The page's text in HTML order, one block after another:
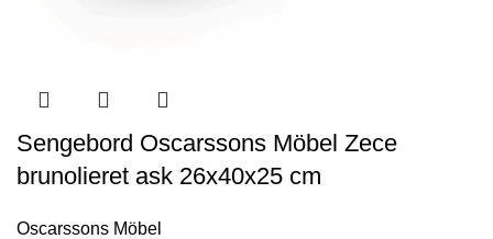
Sengebord Oscarssons Möbel Zece
brunolieret ask 26x40x25 cm
Oscarssons Möbel